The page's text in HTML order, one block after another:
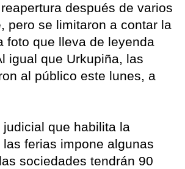
después de varios
pero se limitaron a contar la
foto que lleva de leyenda
igual que Urkupiña, las
al público este lunes, a
que habilita la
las ferias impone algunas
sociedades tendrán 90